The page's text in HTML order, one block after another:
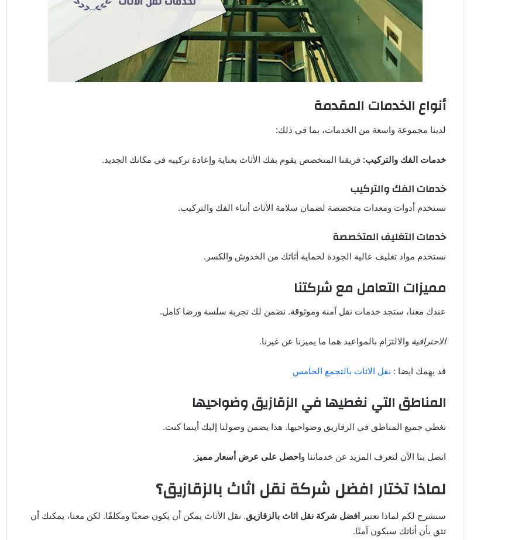
أنواع الخدمات المقدمة
لدينا مجموعة واسعة من الخدمات، بما في ذلك:
خدمات الفك والتركيب: فريقنا المتخصص يقوم بفك الأثاث بعناية وإعادة تركيبه في مكانك الجديد.
خدمات الفك والتركيب
نستخدم أدوات ومعدات متخصصة لضمان سلامة الأثاث أثناء الفك والتركيب.
خدمات التغليف المتخصصة
نستخدم مواد تغليف عالية الجودة لحماية أثاثك من الخدوش والكسر.
مميزات التعامل مع شركتنا
عندك معنا، ستجد خدمات نقل آمنة وموثوقة. نضمن لك تجربة سلسة ورضا كامل.
الاحترافية والالتزام بالمواعيد هما ما يميزنا عن غيرنا.
قد يهمك ايضا : نقل الاثاث بالتجمع الخامس
المناطق التي نغطيها في الزقازيق وضواحيها
نغطي جميع المناطق في الزقازيق وضواحيها. هذا يضمن وصولنا إليك أينما كنت.
اتصل بنا الآن لتعرف المزيد عن خدماتنا واحصل على عرض أسعار مميز .
لماذا تختار افضل شركة نقل اثاث بالزقازيق؟
سنشرح لكم لماذا نعتبر افضل شركة نقل اثاث بالزقازيق. نقل الأثاث يمكن أن يكون صعبًا ومكلفًا. لكن معنا، يمكنك أن
تثق بأن أثاثك سيكون آمنًا.